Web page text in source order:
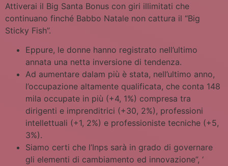
Attiverai il Big Santa Bonus con giri illimitati che
continuano finché Babbo Natale non cattura il “Big
Sticky Fish”.
Eppure, le donne hanno registrato nell’ultimo
annata una netta inversione di tendenza.
Ad aumentare dalam più è stata, nell’ultimo anno,
l’occupazione altamente qualificata, che conta 148
mila occupate in più (+4, 1%) compresa tra
dirigenti e imprenditrici (+30, 2%), professioni
intellettuali (+1, 2%) e professioniste tecniche (+5,
3%).
Siamo certi che l’Inps sarà in grado di governare
gli elementi di cambiamento ed innovazione”, ‘